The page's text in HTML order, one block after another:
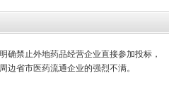
确禁止外地药品经营企业直接参加投标，
省市医药流通企业的强烈不满。